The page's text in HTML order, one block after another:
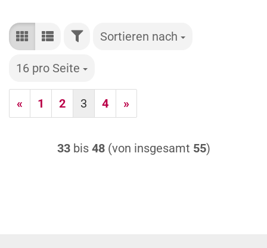
FILTERSortieren nach
Sortieren nach
16 pro Seite
pro Seite
« 1 2 3 4 »
33bis 48(von insgesamt 55)